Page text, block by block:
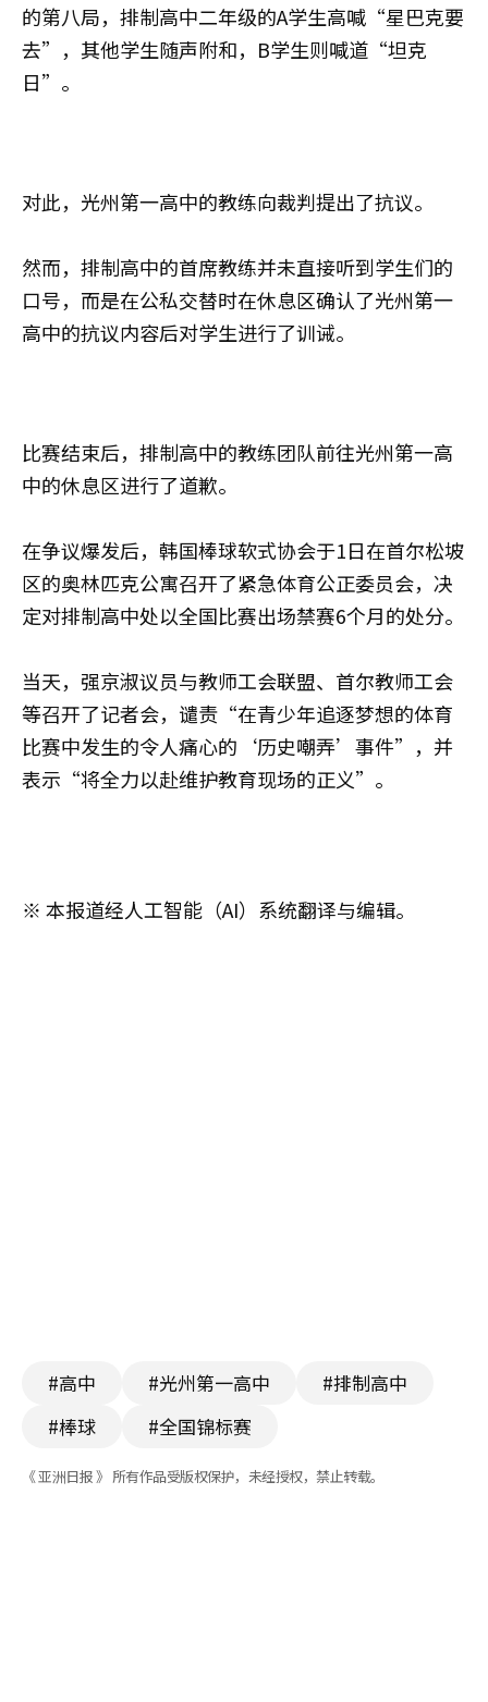
的第八局，排制高中二年级的A学生高喊“星巴克要
去”，其他学生随声附和，B学生则喊道“坦克
日”。
对此，光州第一高中的教练向裁判提出了抗议。
然而，排制高中的首席教练并未直接听到学生们的
口号，而是在公私交替时在休息区确认了光州第一
高中的抗议内容后对学生进行了训诫。
比赛结束后，排制高中的教练团队前往光州第一高
中的休息区进行了道歉。
在争议爆发后，韩国棒球软式协会于1日在首尔松坡
区的奥林匹克公寓召开了紧急体育公正委员会，决
定对排制高中处以全国比赛出场禁赛6个月的处分。
当天，强京淑议员与教师工会联盟、首尔教师工会
等召开了记者会，谴责“在青少年追逐梦想的体育
比赛中发生的令人痛心的‘历史嘲弄’事件”，并
表示“将全力以赴维护教育现场的正义”。
※ 本报道经人工智能（AI）系统翻译与编辑。
#高中 #光州第一高中
#排制高中
#棒球
#全国锦标赛
《 亚洲日报 》 所有作品受版权保护，未经授权，禁止转载。